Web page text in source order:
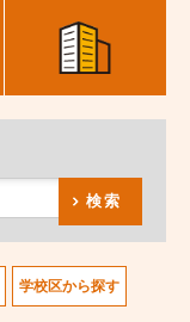
検索
学校区から探す